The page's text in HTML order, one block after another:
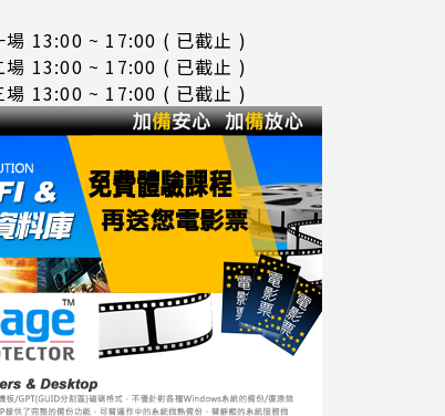
13:00 ~ 17:00 ( 已截止 )
13:00 ~ 17:00 ( 已截止 )
13:00 ~ 17:00 ( 已截止 )